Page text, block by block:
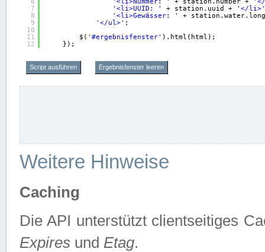
7
8
9
10
11
12
'<li>UUID: '
+ station.uuid +
'</li>'
'<li>Gewässer: '
+
'</ul>' ;
$( '#ergebnisfenster' ).html(html);
});
Script ausführen Ergebnisfenster leeren
Weitere Hinweise
Caching
Die API unterstützt clientseitiges
Expires und Etag.